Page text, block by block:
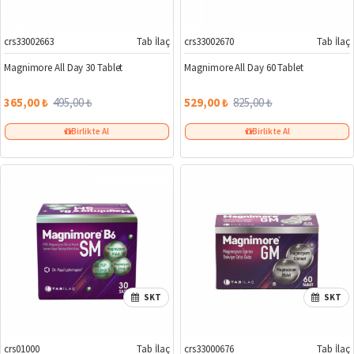
%26
crs33002663
Tab İlaç
Magnimore All Day 30 Tablet
365,00 ₺ 495,00 ₺
Birlikte Al
%36
crs33002670
Tab İlaç
Magnimore All Day 60 Tablet
529,00 ₺ 825,00 ₺
Birlikte Al
%23
SKT
crs01000 Tab İlaç %27
SKT
crs33000676 Tab İlaç